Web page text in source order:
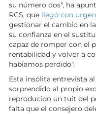
su número dos", ha
RCS, que llegó con
gestionar el cambio en
su confianza en el
capaz de romper con el
rentabilidad y volver a
habíamos perdido".
Esta insólita entrevista
sorprendido al propio
reproducido un tuit del
falta que el consejero